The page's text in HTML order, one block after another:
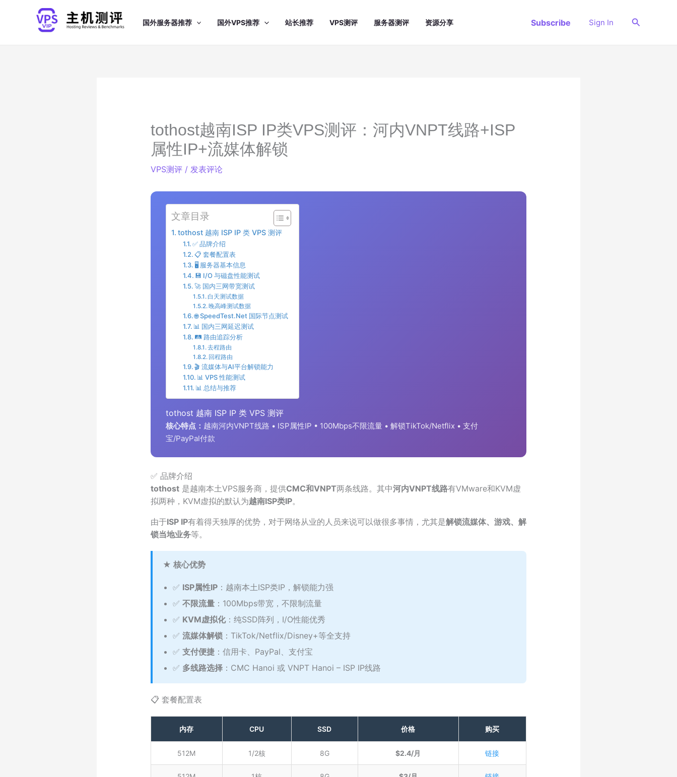
国外服务器推荐 国外VPS推荐 站长推荐 VPS测评 服务器测评 资源分享 Subscribe Sign In
搜
tothost越南ISP IP类VPS测评：河内VNPT线路+ISP
属性IP+流媒体解锁
VPS测评/ 发表评论
文章目录
tothost 越南 ISP IP 类 VPS 测评
✅ 品牌介绍
📋 套餐配置表
🖥️ 服务器基本信息
💾 I/O 与磁盘性能测试
🚀 国内三网带宽测试
白天测试数据
晚高峰测试数据
🌐 SpeedTest.Net 国际节点测试
📊 国内三网延迟测试
🛤️ 路由追踪分析
去程路由
回程路由
🎬 流媒体与AI平台解锁能力
📊 VPS 性能测试
📊 总结与推荐
tothost 越南 ISP IP 类 VPS 测评
核心特点： 越南河内VNPT线路 • ISP属性IP • 100Mbps不限流量 • 解锁TikTok/Netflix • 支付
宝/PayPal付款
✅ 品牌介绍
tothost是越南本土VPS服务商，提供CMC和VNPT两条线路。其中河内VNPT线路有VMware和KVM虚
拟两种，KVM虚拟的默认为越南ISP类IP。
由于ISP IP有着得天独厚的优势，对于网络从业的人员来说可以做很多事情，尤其是解锁流媒体、游戏、解
锁当地业务等。
★ 核心优势
✅ ISP属性IP：越南本土ISP类IP，解锁能力强
✅ 不限流量：100Mbps带宽，不限制流量
✅ KVM虚拟化：纯SSD阵列，I/O性能优秀
✅ 流媒体解锁：TikTok/Netflix/Disney+等全支持
✅ 支付便捷：信用卡、PayPal、支付宝
✅ 多线路选择：CMC Hanoi 或 VNPT Hanoi – ISP IP线路
📋 套餐配置表
内存 CPU SSD 价格 购买
512M 1/2核 8G $2.4/月 链接